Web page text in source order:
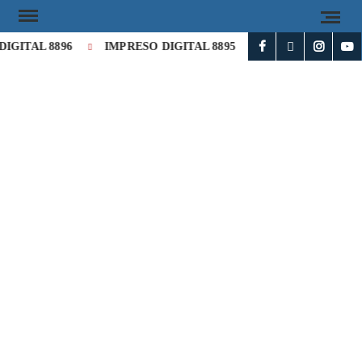
8896 IMPRESO DIGITAL 8895 IMPRESO